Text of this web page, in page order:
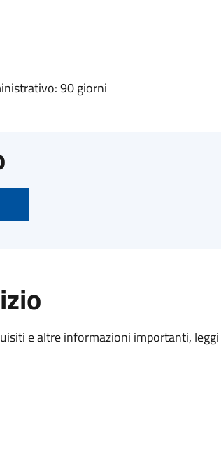
90 giorni
e altre informazioni importanti,